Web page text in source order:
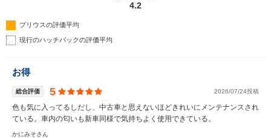
4.2
プリウスの評価平均
現行のハッチバックの評価平均
お得
総合評価 5 2026/07/24投稿
色も気に入ってるしだし、中古車と思えないほどきれいにメンテナンスされ
ている。車内の匂いも新車同様で気持ちよく使用できている。
かにみそさん